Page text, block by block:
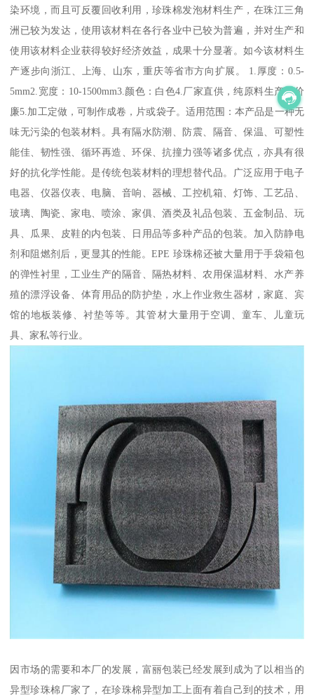
染环境，而且可反覆回收利用，珍珠棉发泡材料生产，在珠江三角
洲已较为发达，使用该材料在各行各业中已较为普遍，并对生产和
使用该材料企业获得较好经济效益，成果十分显著。如今该材料生
产逐步向浙江、上海、山东，重庆等省市方向扩展。 1.厚度：0.5-
5mm2.宽度：10-1500mm3.颜色：白色4.厂家直供，纯原料生产，价
廉5.加工定做，可制作成卷，片或袋子。适用范围：本产品是一种无
味无污染的包装材料。具有隔水防潮、防震、隔音、保温、可塑性
能佳、韧性强、循环再造、环保、抗撞力强等诸多优点，亦具有很
好的抗化学性能。是传统包装材料的理想替代品。广泛应用于电子
电器、仪器仪表、电脑、音响、器械、工控机箱、灯饰、工艺品、
玻璃、陶瓷、家电、喷涂、家俱、酒类及礼品包装、五金制品、玩
具、瓜果、皮鞋的内包装、日用品等多种产品的包装。加入防静电
剂和阻燃剂后，更显其的性能。EPE 珍珠棉还被大量用于手袋箱包
的弹性衬里，工业生产的隔音、隔热材料、农用保温材料、水产养
殖的漂浮设备、体育用品的防护垫，水上作业救生器材，家庭、宾
馆的地板装修、衬垫等等。其管材大量用于空调、童车、儿童玩
具、家私等行业。
因市场的需要和本厂的发展，富丽包装已经发展到成为了以相当的
异型珍珠棉厂家了，在珍珠棉异型加工上面有着自己到的技术，用